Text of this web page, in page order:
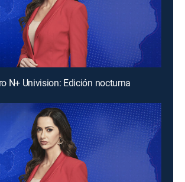
N+ Univision: Edición nocturna